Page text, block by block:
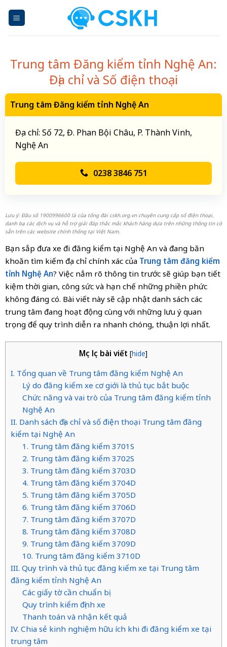
Trung tâm Đăng kiểm tỉnh Nghệ An:
Địa chỉ và Số điện thoại
Trung tâm Đăng kiểm tỉnh Nghệ An
Địa chỉ: Số 72, Đ. Phan Bội Châu, P. Thành Vinh,
Nghệ An
0238 3846 751
Lưu ý: Đầu số 1900996600 là của tổng đài cskh.org.vn chuyên cung cấp số điện thoại,
danh bạ các dịch vụ và hỗ trợ giải đáp thắc mắc khách hàng dựa trên những thông tin có
sẵn trên các website chính thống tại Việt Nam.
Bạn sắp đưa xe đi đăng kiểm tại Nghệ An và đang băn
khoăn tìm kiếm địa chỉ chính xác của Trung tâm đăng kiểm
tỉnh Nghệ An? Việc nắm rõ thông tin trước sẽ giúp bạn tiết
kiệm thời gian, công sức và hạn chế những phiền phức
không đáng có. Bài viết này sẽ cập nhật danh sách các
trung tâm đang hoạt động cùng với những lưu ý quan
trọng để quy trình diễn ra nhanh chóng, thuận lợi nhất.
Mục lục bài viết [hide]
I. Tổng quan về Trung tâm đăng kiểm Nghệ An
Lý do đăng kiểm xe cơ giới là thủ tục bắt buộc
Chức năng và vai trò của Trung tâm đăng kiểm tỉnh
Nghệ An
II. Danh sách địa chỉ và số điện thoại Trung tâm đăng
kiểm tại Nghệ An
1. Trung tâm đăng kiểm 3701S
2. Trung tâm đăng kiểm 3702S
3. Trung tâm đăng kiểm 3703D
4. Trung tâm đăng kiểm 3704D
5. Trung tâm đăng kiểm 3705D
6. Trung tâm đăng kiểm 3706D
7. Trung tâm đăng kiểm 3707D
8. Trung tâm đăng kiểm 3708D
9. Trung tâm đăng kiểm 3709D
10. Trung tâm đăng kiểm 3710D
III. Quy trình và thủ tục đăng kiểm xe tại Trung tâm
đăng kiểm tỉnh Nghệ An
Các giấy tờ cần chuẩn bị
Quy trình kiểm định xe
Thanh toán và nhận kết quả
IV. Chia sẻ kinh nghiệm hữu ích khi đi đăng kiểm xe tại
trung tâm